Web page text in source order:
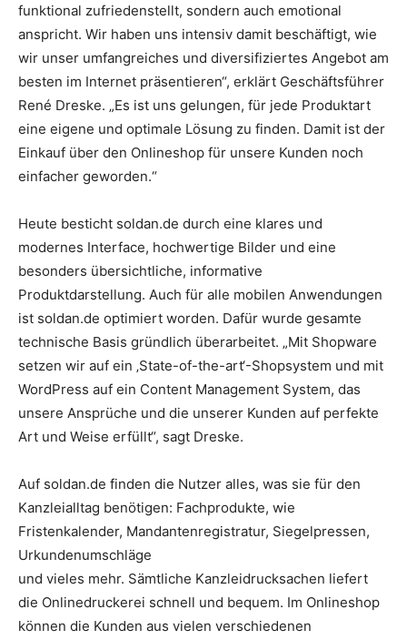
funktional zufriedenstellt, sondern auch emotional
anspricht. Wir haben uns intensiv damit beschäftigt, wie
wir unser umfangreiches und diversifiziertes Angebot am
besten im Internet präsentieren“, erklärt Geschäftsführer
René Dreske. „Es ist uns gelungen, für jede Produktart
eine eigene und optimale Lösung zu finden. Damit ist der
Einkauf über den Onlineshop für unsere Kunden noch
einfacher geworden.“
Heute besticht soldan.de durch eine klares und
modernes Interface, hochwertige Bilder und eine
besonders übersichtliche, informative
Produktdarstellung. Auch für alle mobilen Anwendungen
ist soldan.de optimiert worden. Dafür wurde gesamte
technische Basis gründlich überarbeitet. „Mit Shopware
setzen wir auf ein ‚State-of-the-art‘-Shopsystem und mit
WordPress auf ein Content Management System, das
unsere Ansprüche und die unserer Kunden auf perfekte
Art und Weise erfüllt“, sagt Dreske.
Auf soldan.de finden die Nutzer alles, was sie für den
Kanzleialltag benötigen: Fachprodukte, wie
Fristenkalender, Mandantenregistratur, Siegelpressen,
Urkundenumschläge
und vieles mehr. Sämtliche Kanzleidrucksachen liefert
die Onlinedruckerei schnell und bequem. Im Onlineshop
können die Kunden aus vielen verschiedenen